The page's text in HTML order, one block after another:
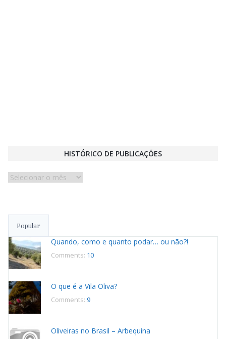
HISTÓRICO DE PUBLICAÇÕES
Histórico
Popular
Quando, como e quanto podar… ou não?!
Comments: 10
O que é a Vila Oliva?
Comments: 9
Oliveiras no Brasil – Arbequina